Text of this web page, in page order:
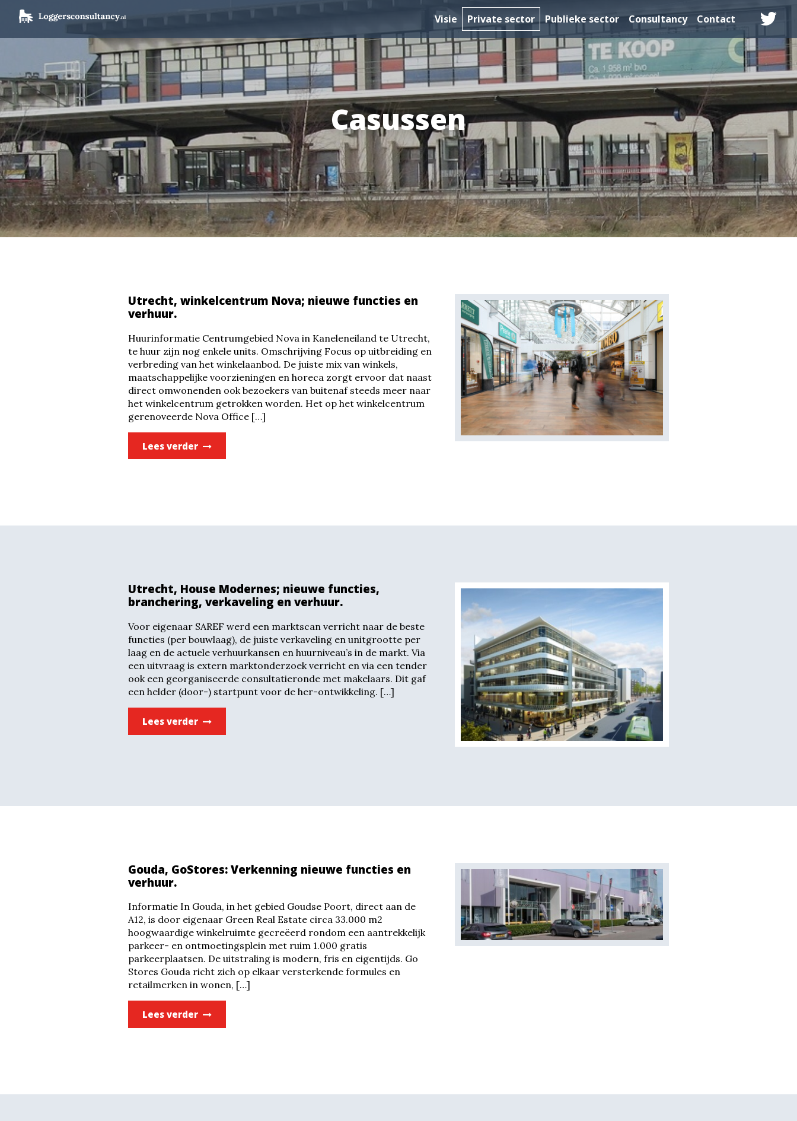
Visie Private sector Publieke sector Consultancy Contact
Casussen
Utrecht, winkelcentrum Nova; nieuwe functies en
verhuur.
Huurinformatie Centrumgebied Nova in Kaneleneiland te Utrecht,
te huur zijn nog enkele units. Omschrijving Focus op uitbreiding en
verbreding van het winkelaanbod. De juiste mix van winkels,
maatschappelijke voorzieningen en horeca zorgt ervoor dat naast
direct omwonenden ook bezoekers van buitenaf steeds meer naar
het winkelcentrum getrokken worden. Het op het winkelcentrum
gerenoveerde Nova Office […]
Lees verder
Utrecht, House Modernes; nieuwe functies,
branchering, verkaveling en verhuur.
Voor eigenaar SAREF werd een marktscan verricht naar de beste
functies (per bouwlaag), de juiste verkaveling en unitgrootte per
laag en de actuele verhuurkansen en huurniveau’s in de markt. Via
een uitvraag is extern marktonderzoek verricht en via een tender
ook een georganiseerde consultatieronde met makelaars. Dit gaf
een helder (door-) startpunt voor de her-ontwikkeling. […]
Lees verder
Gouda, GoStores: Verkenning nieuwe functies en
verhuur.
Informatie In Gouda, in het gebied Goudse Poort, direct aan de
A12, is door eigenaar Green Real Estate circa 33.000 m2
hoogwaardige winkelruimte gecreëerd rondom een aantrekkelijk
parkeer- en ontmoetingsplein met ruim 1.000 gratis
parkeerplaatsen. De uitstraling is modern, fris en eigentijds. Go
Stores Gouda richt zich op elkaar versterkende formules en
retailmerken in wonen, […]
Lees verder